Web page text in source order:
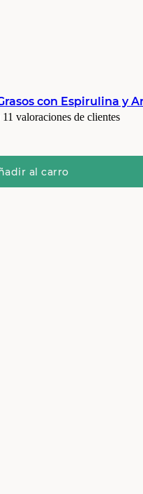
con Espirulina y
11 valoraciones de clientes
al carro